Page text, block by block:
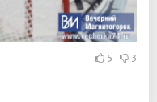
5 3